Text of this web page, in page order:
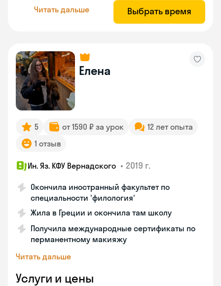
Читать дальше Выбрать время
Елена
5 от 1590 ₽ за урок
12 лет опыта
1 отзыв
Ин. Яз. КФУ Вернадского • 2019 г.
Окончила иностранный факультет по
специальности 'филология'
Жила в Греции и окончила там школу
Получила международные сертификаты по
перманентному макияжу
Читать дальше
Услуги и цены